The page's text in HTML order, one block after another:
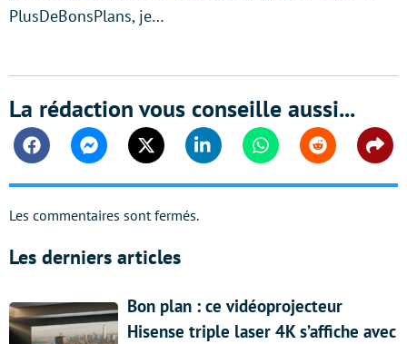
PlusDeBonsPlans, je…
La rédaction vous conseille aussi...
FacebookMessengerTwitter Linkedin WhatsappReddit
Les commentaires sont fermés.
Les derniers articles
Bon plan : ce vidéoprojecteur
Hisense triple laser 4K s’affiche avec